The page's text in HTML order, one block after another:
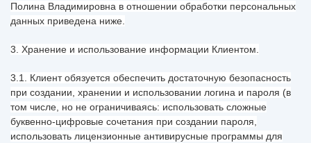
Полина Владимировна в отношении обработки персональных
данных приведена ниже.
3. Хранение и использование информации Клиентом.
3.1. Клиент обязуется обеспечить достаточную безопасность
при создании, хранении и использовании логина и пароля (в
том числе, но не ограничиваясь: использовать сложные
буквенно-цифровые сочетания при создании пароля,
использовать лицензионные антивирусные программы для